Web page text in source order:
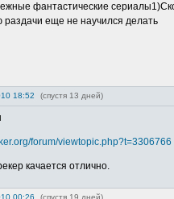
фантастические
еще не научился делать
18:52 (спустя 13 дней)
forum/viewtopic.php?t=3306766
качается отлично.